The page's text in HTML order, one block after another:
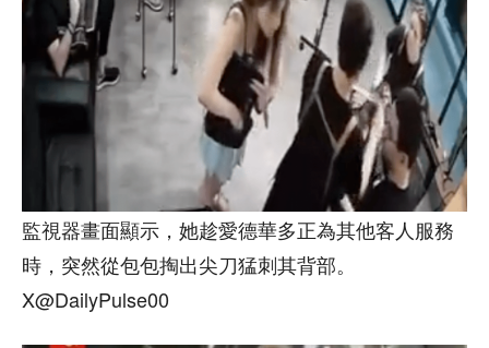
監視器畫面顯示，她趁愛德華多正為其他客人服務
時，突然從包包掏出尖刀猛刺其背部。
X@DailyPulse00